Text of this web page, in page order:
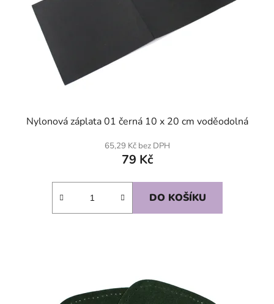
Nylonová záplata 01 černá 10 x 20 cm voděodolná
65,29 Kč bez DPH
79 Kč
DO KOŠÍKU